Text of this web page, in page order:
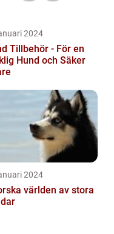
2024
Tillbehör - För en
Hund och Säker
2024
världen av stora